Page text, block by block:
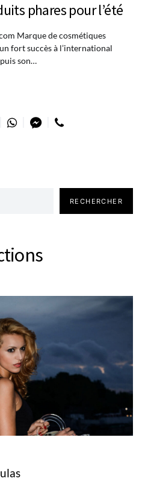
phares pour l’été
Marque de cosmétiques
fort succès à l’international
son…
RECHERCHER